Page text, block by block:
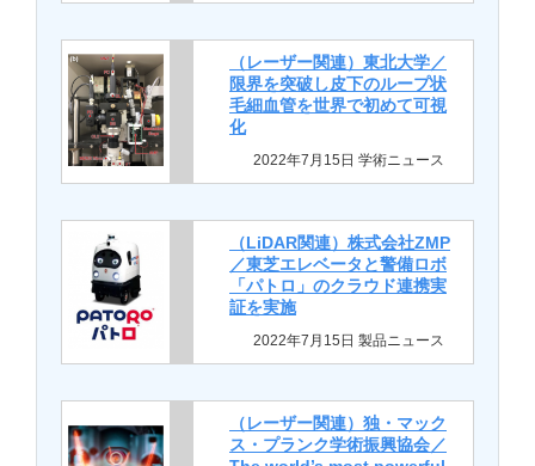
（レーザー関連）東北大学／
限界を突破し皮下のループ状
毛細血管を世界で初めて可視
化
2022年7月15日 学術ニュース
（LiDAR関連）株式会社ZMP
／東芝エレベータと警備ロボ
「パトロ」のクラウド連携実
証を実施
2022年7月15日 製品ニュース
（レーザー関連）独・マック
ス・プランク学術振興協会／